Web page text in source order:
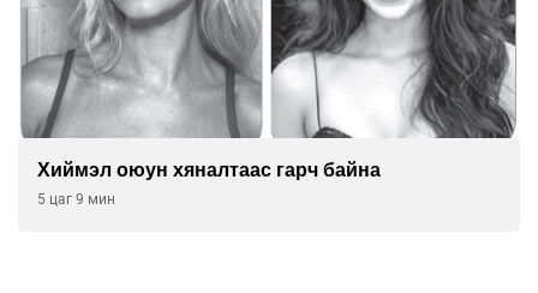
Хиймэл оюун хяналтаас гарч байна
5 цаг 9 мин